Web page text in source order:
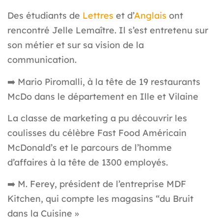
Des étudiants de Lettres et d’Anglais ont
rencontré Jelle Lemaître. Il s’est entretenu sur
son métier et sur sa vision de la
communication.
➡️ Mario Piromalli, à la tête de 19 restaurants
McDo dans le département en Ille et Vilaine
La classe de marketing a pu découvrir les
coulisses du célèbre Fast Food Américain
McDonald’s et le parcours de l’homme
d’affaires à la tête de 1300 employés.
➡️ M. Ferey, président de l’entreprise MDF
Kitchen, qui compte les magasins “du Bruit
dans la Cuisine »